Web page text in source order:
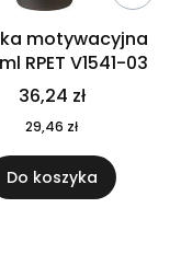
motywacyjna
RPET V1541-03
36,24 zł
29,46 zł
Do koszyka